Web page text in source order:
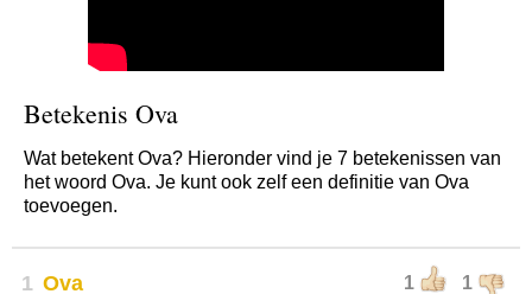
Betekenis Ova
Wat betekent Ova? Hieronder vind je 7 betekenissen van
het woord Ova. Je kunt ook zelf een definitie van Ova
toevoegen.
1 1 1
Ova